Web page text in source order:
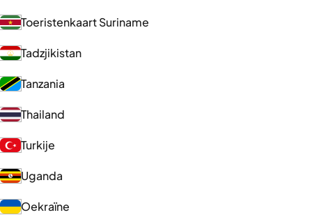
Toeristenkaart Suriname
Tadzjikistan
Tanzania
Thailand
Turkije
Uganda
Oekraïne